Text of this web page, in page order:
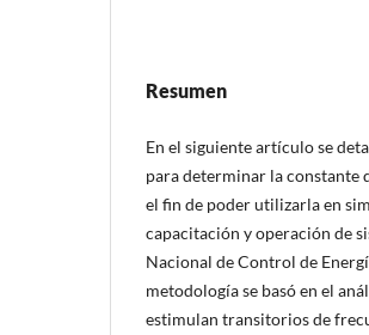
Resumen
En el siguiente artículo se
para determinar la constante
el fin de poder utilizarla en
capacitación y operación de
Nacional de Control de
metodología se basó en el
estimulan transitorios de